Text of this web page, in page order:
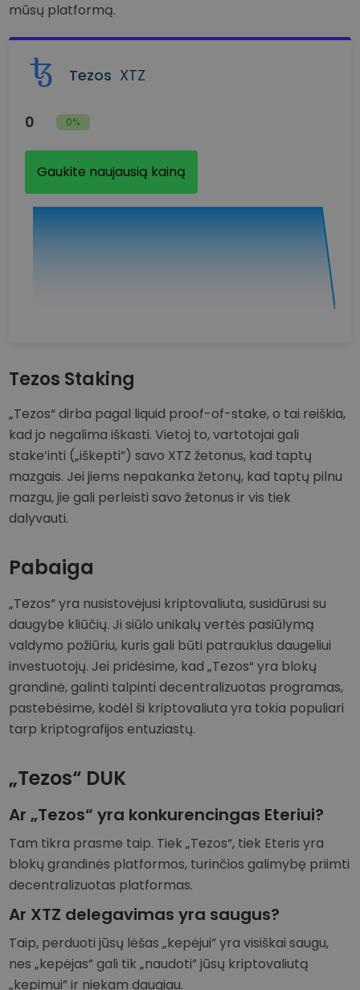
mūsų platformą.
Tezos XTZ
0 0%
Gaukite naujausią kainą
Tezos Staking
„Tezos“ dirba pagal liquid proof-of-stake, o tai reiškia,
kad jo negalima iškasti. Vietoj to, vartotojai gali
stake’inti („iškepti”) savo XTZ žetonus, kad taptų
mazgais. Jei jiems nepakanka žetonų, kad taptų pilnu
mazgu, jie gali perleisti savo žetonus ir vis tiek
dalyvauti.
Pabaiga
„Tezos“ yra nusistovėjusi kriptovaliuta, susidūrusi su
daugybe kliūčių. Ji siūlo unikalų vertės pasiūlymą
valdymo požiūriu, kuris gali būti patrauklus daugeliui
investuotojų. Jei pridėsime, kad „Tezos“ yra blokų
grandinė, galinti talpinti decentralizuotas programas,
pastebėsime, kodėl ši kriptovaliuta yra tokia populiari
tarp kriptografijos entuziastų.
„Tezos“ DUK
Ar „Tezos“ yra konkurencingas Eteriui?
Tam tikra prasme taip. Tiek „Tezos“, tiek Eteris yra
blokų grandinės platformos, turinčios galimybę priimti
decentralizuotas platformas.
Ar XTZ delegavimas yra saugus?
Taip, perduoti jūsų lėšas „kepėjui” yra visiškai saugu,
nes „kepėjas” gali tik „naudoti” jūsų kriptovaliutą
„kepimui” ir niekam daugiau.